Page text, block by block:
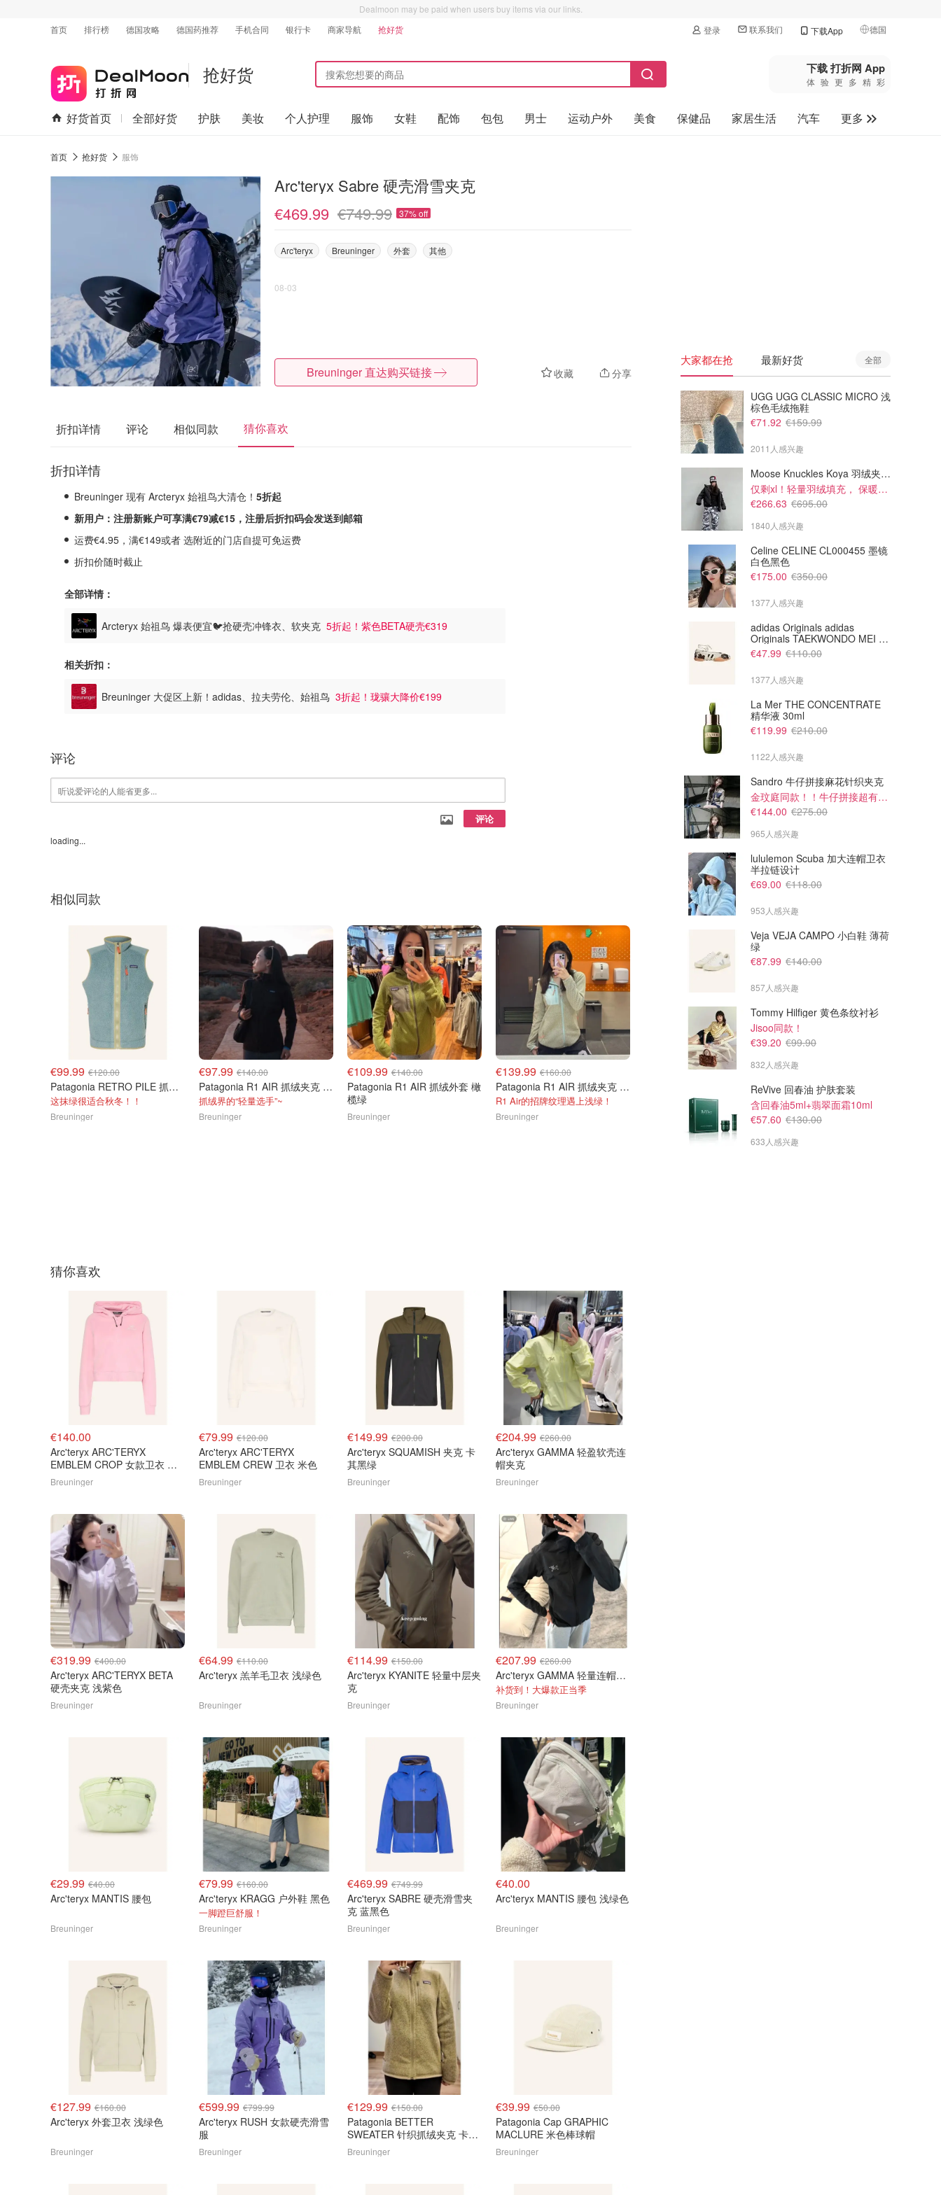
Dealmoon may be paid when users buy items via our links.
首页
排行榜 德国攻略 德国药推荐 手机合同 银行卡 商家导航 抢好货 登录 联系我们 下载App 德国
🇺🇸美国
🇨🇳中国
🇨🇦加拿大
抢好货 下载 打折网 App
体验更多精彩
好货首页 全部好货 护肤 美妆 个人护理 服饰 女鞋 配饰 包包 男士 运动户外 美食 保健品 家居生活 汽车
更多
首页 抢好货 服饰
Arc'teryx Sabre 硬壳滑雪夹克
€469.99 €749.99 37% off
Arc'teryx Breuninger 外套 其他
08-03
收藏 分享
Breuninger 直达购买链接
折扣详情 评论 相似同款 猜你喜欢
折扣详情
Breuninger 现有 Arcteryx 始祖鸟大清仓！ 5折起
新用户： 注册新账户可享满€79减€15 ，注册后折扣码会发送到邮箱
运费€4.95，满€149或者 选附近的门店自提可免运费
折扣价随时截止
全部详情：
Arcteryx 始祖鸟 爆表便宜🐦抢硬壳冲锋衣、软夹克 5折起！紫色BETA硬壳€319
相关折扣：
Breuninger 大促区上新！adidas、拉夫劳伦、始祖鸟 3折起！珑骧大降价€199
评论
评论
loading...
相似同款
€99.99 €120.00
Patagonia RETRO PILE 抓绒马甲 绿色
这抹绿很适合秋冬！！
Breuninger
€97.99 €140.00
Patagonia R1 AIR 抓绒夹克 黑色
抓绒界的“轻量选手”~
Breuninger
€109.99 €140.00
Patagonia R1 AIR 抓绒外套 橄
榄绿
Breuninger
€139.99 €160.00
Patagonia R1 AIR 抓绒夹克 浅绿色
R1 Air的招牌纹理遇上浅绿！
Breuninger
€200.00
Patagonia TORRENTSHELL 功能夹克 橙色
经典Torrentshell！橙色太抢镜了！
€89.99
经典Retro Pile毛绒质感！！
Breuninger
猜你喜欢
€140.00
Arc'teryx ARC'TERYX
EMBLEM CROP 女款卫衣 粉
色
Breuninger
€79.99 €120.00
Arc'teryx ARC'TERYX
EMBLEM CREW 卫衣 米色
Breuninger
€149.99 €200.00
Arc'teryx SQUAMISH 夹克 卡
其黑绿
Breuninger
€204.99 €260.00
Arc'teryx GAMMA 轻盈软壳连
帽夹克
Breuninger
€319.99 €400.00
Arc'teryx ARC'TERYX BETA
硬壳夹克 浅紫色
Breuninger
€64.99 €110.00
Arc'teryx 羔羊毛卫衣 浅绿色
Breuninger
€114.99 €150.00
Arc'teryx KYANITE 轻量中层夹
克
Breuninger
€207.99 €260.00
Arc'teryx GAMMA 轻量连帽夹克
补货到！大爆款正当季
Breuninger
€29.99 €40.00
Arc'teryx MANTIS 腰包
Breuninger
€79.99 €160.00
Arc'teryx KRAGG 户外鞋 黑色
一脚蹬巨舒服！
Breuninger
€469.99 €749.99
Arc'teryx SABRE 硬壳滑雪夹
克 蓝黑色
Breuninger
€40.00
Arc'teryx MANTIS 腰包 浅绿色
Breuninger
€127.99 €160.00
Arc'teryx 外套卫衣 浅绿色
Breuninger
€599.99 €799.99
Arc'teryx RUSH 女款硬壳滑雪
服
Breuninger
€129.99 €150.00
Patagonia BETTER
SWEATER 针织抓绒夹克 卡其
色
Breuninger
€39.99 €50.00
Patagonia Cap GRAPHIC
MACLURE 米色棒球帽
Breuninger
大家都在抢 最新好货 全部
UGG UGG CLASSIC MICRO 浅
棕色毛绒拖鞋
€71.92 €159.99
2011人感兴趣
Moose Knuckles Koya 羽绒夹克 黑色
仅剩xl！轻量羽绒填充， 保暖不厚重
€266.63 €695.00
1840人感兴趣
Celine CELINE CL000455 墨镜
白色黑色
€175.00 €350.00
1377人感兴趣
adidas Originals adidas
Originals TAEKWONDO MEI 芭
蕾鞋 棕色米色
€47.99 €110.00
1377人感兴趣
La Mer THE CONCENTRATE
精华液 30ml
€119.99 €210.00
1122人感兴趣
Sandro 牛仔拼接麻花针织夹克
金玟庭同款！！牛仔拼接超有层次感
€144.00 €275.00
965人感兴趣
lululemon Scuba 加大连帽卫衣
半拉链设计
€69.00 €118.00
953人感兴趣
Veja VEJA CAMPO 小白鞋 薄荷
绿
€87.99 €140.00
857人感兴趣
Tommy Hilfiger 黄色条纹衬衫
Jisoo同款！
€39.20 €99.90
832人感兴趣
ReVive 回春油 护肤套装
含回春油5ml+翡翠面霜10ml
€57.60 €130.00
633人感兴趣